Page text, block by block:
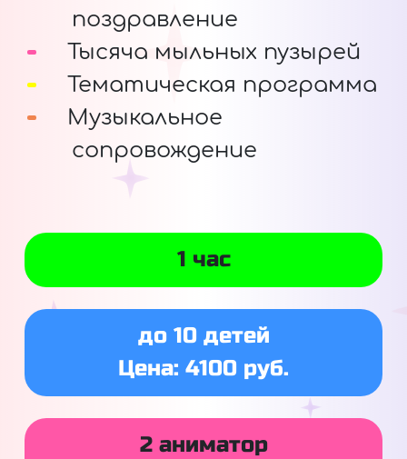
поздравление
Тысяча мыльных пузырей
Тематическая программа
Музыкальное
сопровождение
1 час
до 10 детей
Цена: 4100 руб.
2 аниматор